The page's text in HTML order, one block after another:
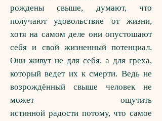
рождены свыше, думают, что
получают удовольствие от жизни,
хотя на самом деле они опустошают
себя и свой жизненный потенциал.
Они живут не для себя, а для греха,
который ведет их к смерти. Ведь не
возрождённый свыше человек не
может ощутить
истинной радости потому, что самое